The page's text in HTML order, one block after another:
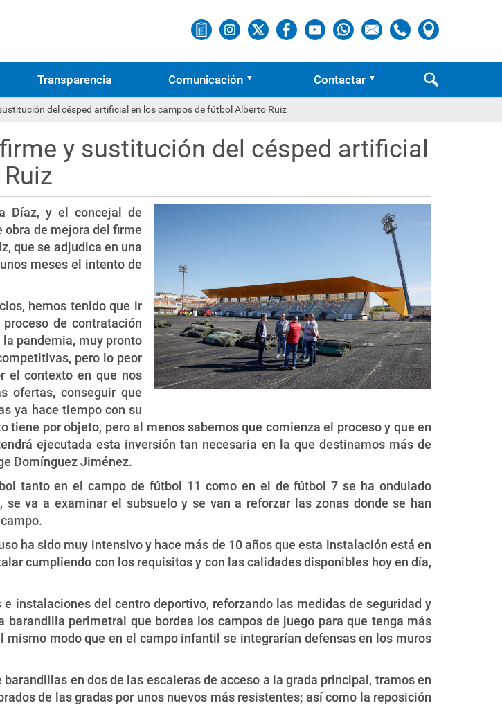
Transparencia Comunicación Contactar
del césped artificial en los campos de fútbol Alberto Ruiz
y sustitución del césped artificial
Díaz, y el concejal de
obra de mejora del firme
que se adjudica en una
meses el intento de
hemos tenido que ir
de contratación
pandemia, muy pronto
pero lo peor
el contexto en que nos
ofertas, conseguir que
ya hace tiempo con su
por objeto, pero al menos sabemos que comienza el proceso y que en
ejecutada esta inversión tan necesaria en la que destinamos más de
Domínguez Jiménez.
tanto en el campo de fútbol 11 como en el de fútbol 7 se ha ondulado
va a examinar el subsuelo y se van a reforzar las zonas donde se han
ha sido muy intensivo y hace más de 10 años que esta instalación está en
cumpliendo con los requisitos y con las calidades disponibles hoy en día,
instalaciones del centro deportivo, reforzando las medidas de seguridad y
perimetral que bordea los campos de juego para que tenga más
modo que en el campo infantil se integrarían defensas en los muros
en dos de las escaleras de acceso a la grada principal, tramos en
de las gradas por unos nuevos más resistentes; así como la reposición